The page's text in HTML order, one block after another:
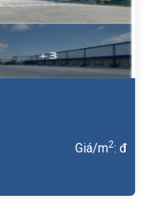
Giá/m2: đ